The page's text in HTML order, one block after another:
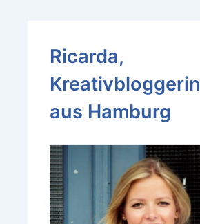
Ricarda,
Kreativbloggerin
aus Hamburg